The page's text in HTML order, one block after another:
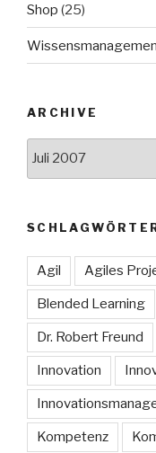
Shop (25)
ARCHIVE
Agil Agiles
Blended Learning
Dr. Robert Freund
Innovation
Kompetenz